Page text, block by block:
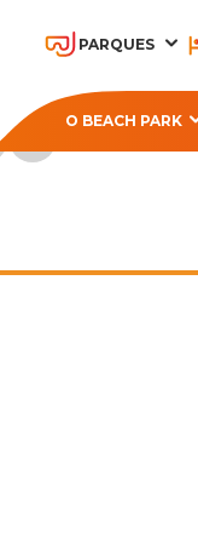
PARQUES
O BEACH PARK
nas redes sociais